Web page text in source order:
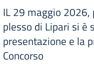
IL 29 maggio 2026,
plesso di Lipari si è
presentazione e la
Concorso